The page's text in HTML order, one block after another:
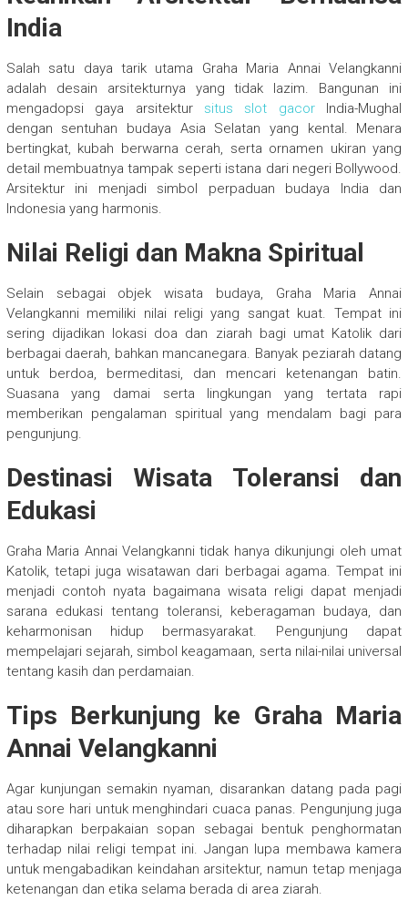
India
Salah satu daya tarik utama Graha Maria Annai Velangkanni
adalah desain arsitekturnya yang tidak lazim. Bangunan ini
mengadopsi gaya arsitektur situs slot gacorIndia-Mughal
dengan sentuhan budaya Asia Selatan yang kental. Menara
bertingkat, kubah berwarna cerah, serta ornamen ukiran yang
detail membuatnya tampak seperti istana dari negeri Bollywood.
Arsitektur ini menjadi simbol perpaduan budaya India dan
Indonesia yang harmonis.
Nilai Religi dan Makna Spiritual
Selain sebagai objek wisata budaya, Graha Maria Annai
Velangkanni memiliki nilai religi yang sangat kuat. Tempat ini
sering dijadikan lokasi doa dan ziarah bagi umat Katolik dari
berbagai daerah, bahkan mancanegara. Banyak peziarah datang
untuk berdoa, bermeditasi, dan mencari ketenangan batin.
Suasana yang damai serta lingkungan yang tertata rapi
memberikan pengalaman spiritual yang mendalam bagi para
pengunjung.
Destinasi Wisata Toleransi dan
Edukasi
Graha Maria Annai Velangkanni tidak hanya dikunjungi oleh umat
Katolik, tetapi juga wisatawan dari berbagai agama. Tempat ini
menjadi contoh nyata bagaimana wisata religi dapat menjadi
sarana edukasi tentang toleransi, keberagaman budaya, dan
keharmonisan hidup bermasyarakat. Pengunjung dapat
mempelajari sejarah, simbol keagamaan, serta nilai-nilai universal
tentang kasih dan perdamaian.
Tips Berkunjung ke Graha Maria
Annai Velangkanni
Agar kunjungan semakin nyaman, disarankan datang pada pagi
atau sore hari untuk menghindari cuaca panas. Pengunjung juga
diharapkan berpakaian sopan sebagai bentuk penghormatan
terhadap nilai religi tempat ini. Jangan lupa membawa kamera
untuk mengabadikan keindahan arsitektur, namun tetap menjaga
ketenangan dan etika selama berada di area ziarah.